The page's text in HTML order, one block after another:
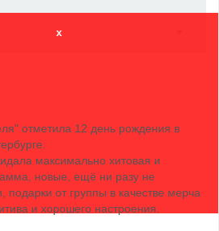
x
отметила 12 день рождения в
максимально хитовая и
новые, ещё ни разу не
от группы в качестве мерча
и хорошего настроения.